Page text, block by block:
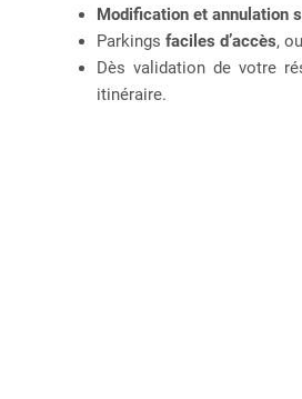
Modification et annulation
Parkingsfaciles d’accès,
Dès validation de votre
itinéraire.